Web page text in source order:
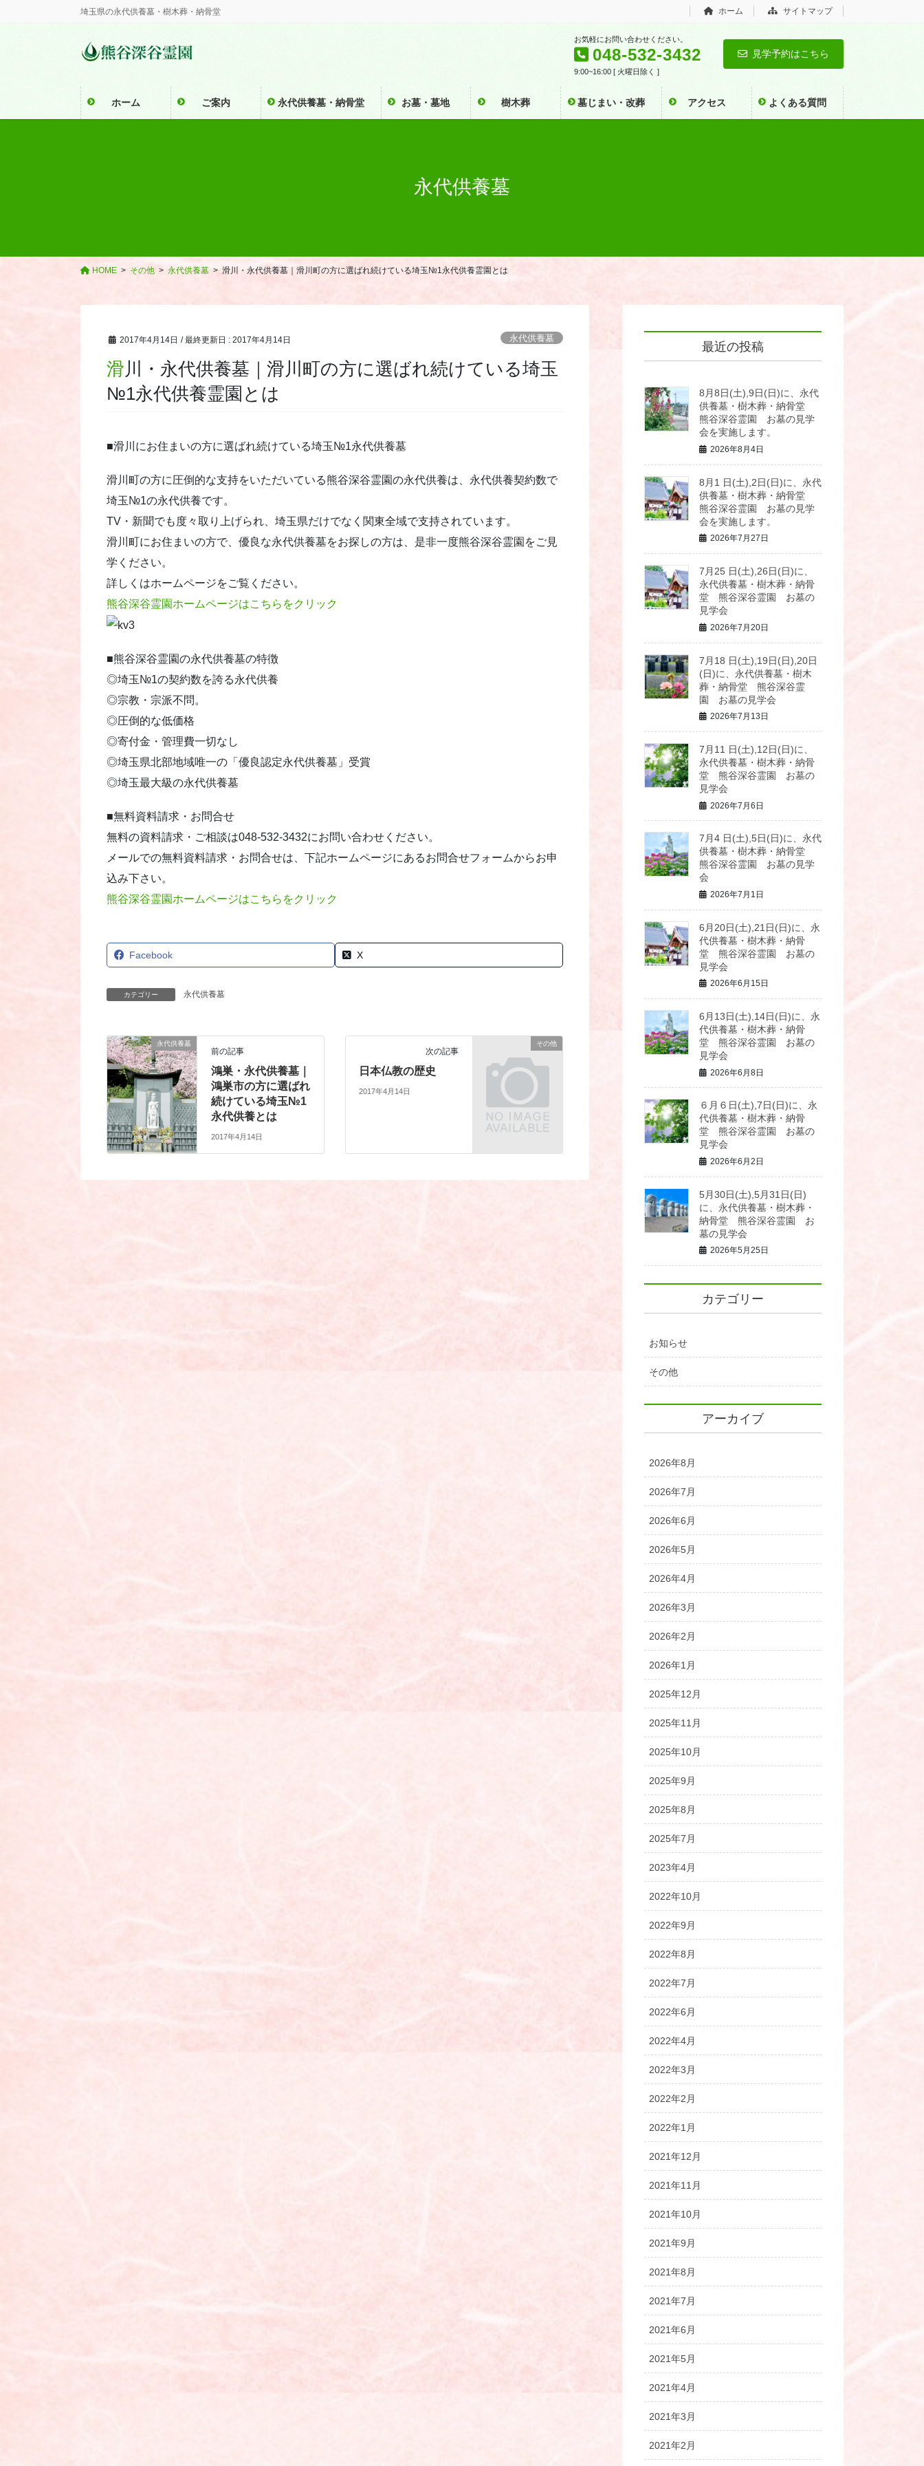
動
に
埼玉県の永代供養墓・樹木葬・納骨堂 ホーム サイトマップ
お気軽にお問い合わせください。
048-532-3432
9:00~16:00 [ 火曜日除く ]
見学予約はこちら
ホーム ご案内 永代供養墓・納骨堂 お墓・墓地 樹木葬 墓じまい・改葬 アクセス よくある質問
永代供養墓
HOME その他 永代供養墓 滑川・永代供養墓｜滑川町の方に選ばれ続けている埼玉№1永代供養霊園とは
2017年4月14日 / 最終更新日 :2017年4月14日 永代供養墓
滑川・永代供養墓｜滑川町の方に選ばれ続けている埼玉
№1永代供養霊園とは
■滑川にお住まいの方に選ばれ続けている埼玉№1永代供養墓
滑川町の方に圧倒的な支持をいただいている熊谷深谷霊園の永代供養は、永代供養契約数で
埼玉№1の永代供養です。
TV・新聞でも度々取り上げられ、埼玉県だけでなく関東全域で支持されています。
滑川町にお住まいの方で、優良な永代供養墓をお探しの方は、是非一度熊谷深谷霊園をご見
学ください。
詳しくはホームページをご覧ください。
熊谷深谷霊園ホームページはこちらをクリック
■熊谷深谷霊園の永代供養墓の特徴
◎埼玉№1の契約数を誇る永代供養
◎宗教・宗派不問。
◎圧倒的な低価格
◎寄付金・管理費一切なし
◎埼玉県北部地域唯一の「優良認定永代供養墓」受賞
◎埼玉最大級の永代供養墓
■無料資料請求・お問合せ
無料の資料請求・ご相談は048-532-3432にお問い合わせください。
メールでの無料資料請求・お問合せは、下記ホームページにあるお問合せフォームからお申
込み下さい。
熊谷深谷霊園ホームページはこちらをクリック
Facebook X
カテゴリー 永代供養墓
永代供養墓
前の記事
鴻巣・永代供養墓｜
鴻巣市の方に選ばれ
続けている埼玉№1
永代供養とは
2017年4月14日
その他
次の記事
日本仏教の歴史
2017年4月14日
最近の投稿
8月8日(土),9日(日)に、永代
供養墓・樹木葬・納骨堂
熊谷深谷霊園 お墓の見学
会を実施します。
2026年8月4日
8月1 日(土),2日(日)に、永代
供養墓・樹木葬・納骨堂
熊谷深谷霊園 お墓の見学
会を実施します。
2026年7月27日
7月25 日(土),26日(日)に、
永代供養墓・樹木葬・納骨
堂 熊谷深谷霊園 お墓の
見学会
2026年7月20日
7月18 日(土),19日(日),20日
(日)に、永代供養墓・樹木
葬・納骨堂 熊谷深谷霊
園 お墓の見学会
2026年7月13日
7月11 日(土),12日(日)に、
永代供養墓・樹木葬・納骨
堂 熊谷深谷霊園 お墓の
見学会
2026年7月6日
7月4 日(土),5日(日)に、永代
供養墓・樹木葬・納骨堂
熊谷深谷霊園 お墓の見学
会
2026年7月1日
6月20日(土),21日(日)に、永
代供養墓・樹木葬・納骨
堂 熊谷深谷霊園 お墓の
見学会
2026年6月15日
6月13日(土),14日(日)に、永
代供養墓・樹木葬・納骨
堂 熊谷深谷霊園 お墓の
見学会
2026年6月8日
６月６日(土),7日(日)に、永
代供養墓・樹木葬・納骨
堂 熊谷深谷霊園 お墓の
見学会
2026年6月2日
5月30日(土),5月31日(日)
に、永代供養墓・樹木葬・
納骨堂 熊谷深谷霊園 お
墓の見学会
2026年5月25日
カテゴリー
お知らせ
その他
アーカイブ
2026年8月
2026年7月
2026年6月
2026年5月
2026年4月
2026年3月
2026年2月
2026年1月
2025年12月
2025年11月
2025年10月
2025年9月
2025年8月
2025年7月
2023年4月
2022年10月
2022年9月
2022年8月
2022年7月
2022年6月
2022年4月
2022年3月
2022年2月
2022年1月
2021年12月
2021年11月
2021年10月
2021年9月
2021年8月
2021年7月
2021年6月
2021年5月
2021年4月
2021年3月
2021年2月